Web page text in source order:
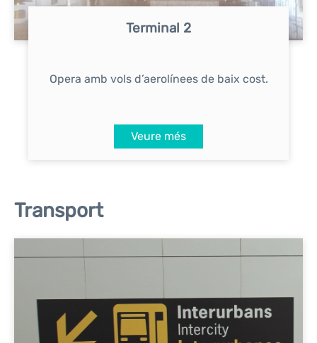
Terminal 2
Opera amb vols d’aerolínees de baix cost.
Veure més
Transport